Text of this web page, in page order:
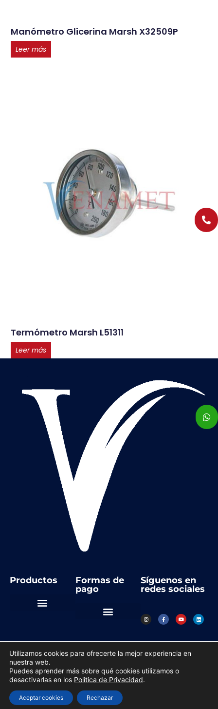
Manómetro Glicerina Marsh X32509P
Leer más
Termómetro Marsh L51311
Leer más
Productos
Formas de
pago
Síguenos en
redes sociales
Copyright © 2023 todos los derechos reservados
Política de Privacidad
Hecho con Desager
Utilizamos cookies para ofrecerte la mejor experiencia en
nuestra web.
Puedes aprender más sobre qué cookies utilizamos o
desactivarlas en los Politica de Privacidad.
Aceptar cookies Rechazar